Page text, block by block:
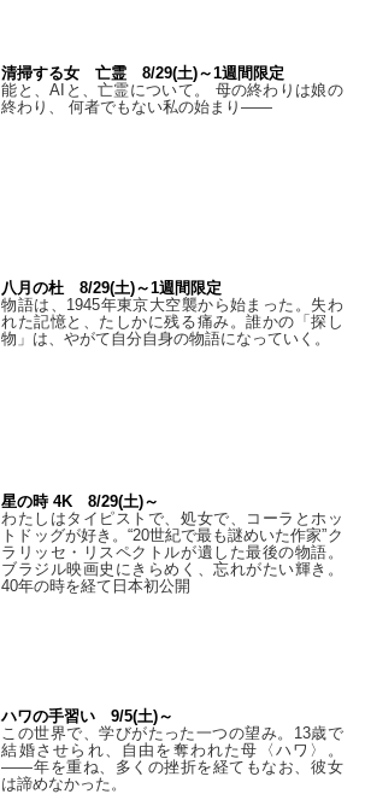
清掃する女 亡霊 8/29(土)～1週間限定
能と、AIと、亡霊について。 母の終わりは娘の
終わり、 何者でもない私の始まり――
八月の杜 8/29(土)～1週間限定
物語は、1945年東京大空襲から始まった。失わ
れた記憶と、たしかに残る痛み。誰かの「探し
物」は、やがて自分自身の物語になっていく。
星の時 4K 8/29(土)～
わたしはタイピストで、処⼥で、コーラとホッ
トドッグが好き。“20世紀で最も謎めいた作家”ク
ラリッセ・リスペクトルが遺した最後の物語。
ブラジル映画史にきらめく、忘れがたい輝き。
40年の時を経て⽇本初公開
ハワの手習い 9/5(土)～
この世界で、学びがたった一つの望み。13歳で
結婚させられ、自由を奪われた母〈ハワ〉。
——年を重ね、多くの挫折を経てもなお、彼女
は諦めなかった。